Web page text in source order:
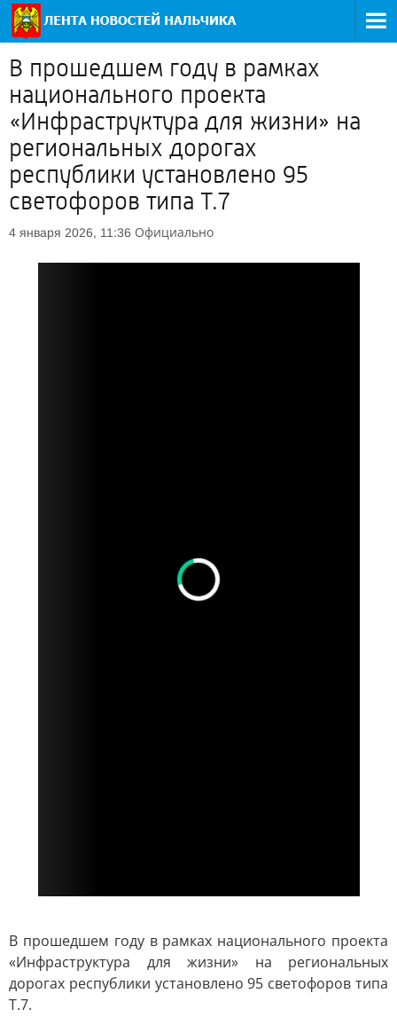
В прошедшем году в рамках
национального проекта
«Инфраструктура для жизни» на
региональных дорогах
республики установлено 95
светофоров типа Т.7
4 января 2026, 11:36 Официально
В прошедшем году в рамках национального проекта
«Инфраструктура для жизни» на региональных
дорогах республики установлено 95 светофоров типа
Т.7.